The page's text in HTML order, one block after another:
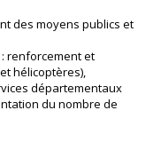
des moyens publics et
renforcement et
hélicoptères),
départementaux
du nombre de